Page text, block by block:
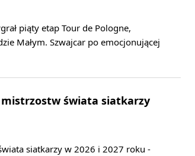
piąty etap Tour de Pologne,
Małym. Szwajcar po emocjonującej
świata siatkarzy
siatkarzy w 2026 i 2027 roku -